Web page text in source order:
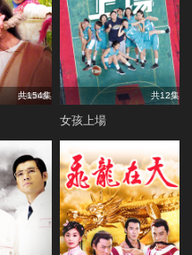
共154集 共12集
女孩上場